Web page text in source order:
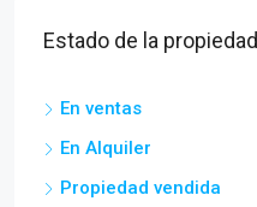
Estado de la propiedad
En ventas
En Alquiler
Propiedad vendida